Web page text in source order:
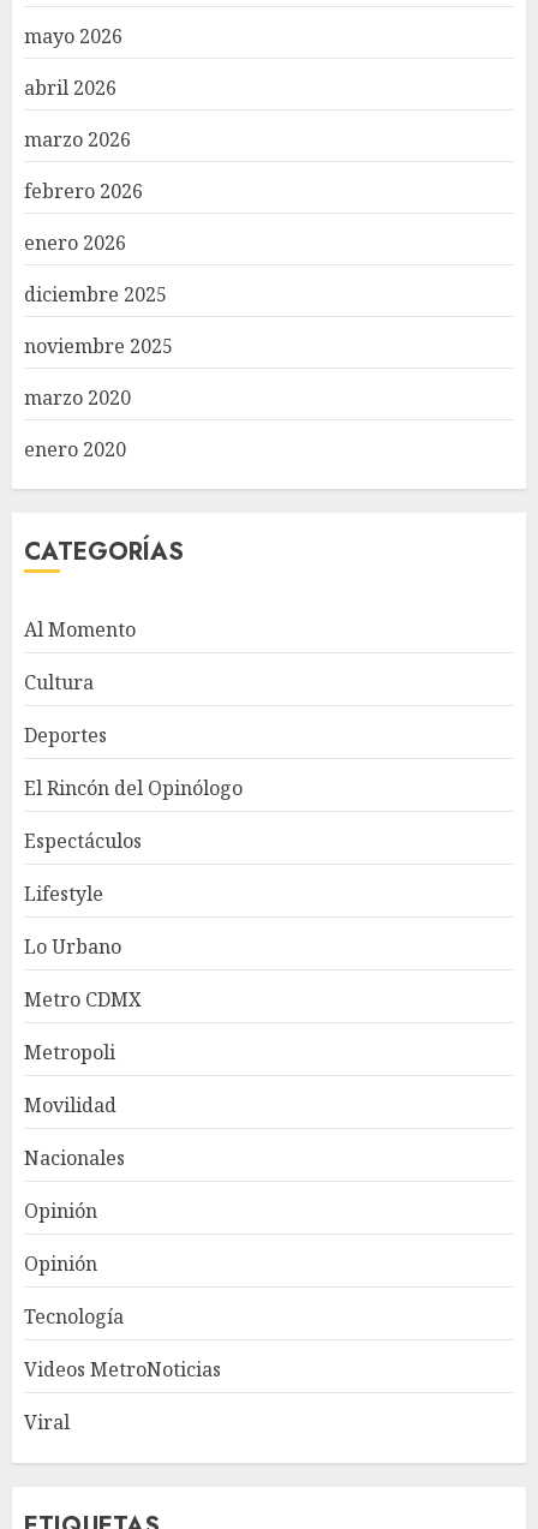
mayo 2026
abril 2026
marzo 2026
febrero 2026
enero 2026
diciembre 2025
noviembre 2025
marzo 2020
enero 2020
CATEGORÍAS
Al Momento
Cultura
Deportes
El Rincón del Opinólogo
Espectáculos
Lifestyle
Lo Urbano
Metro CDMX
Metropoli
Movilidad
Nacionales
Opinión
Opinión
Tecnología
Videos MetroNoticias
Viral